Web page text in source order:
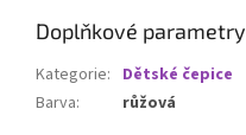
Doplňkové parametry
Kategorie: Dětské čepice
Barva: růžová